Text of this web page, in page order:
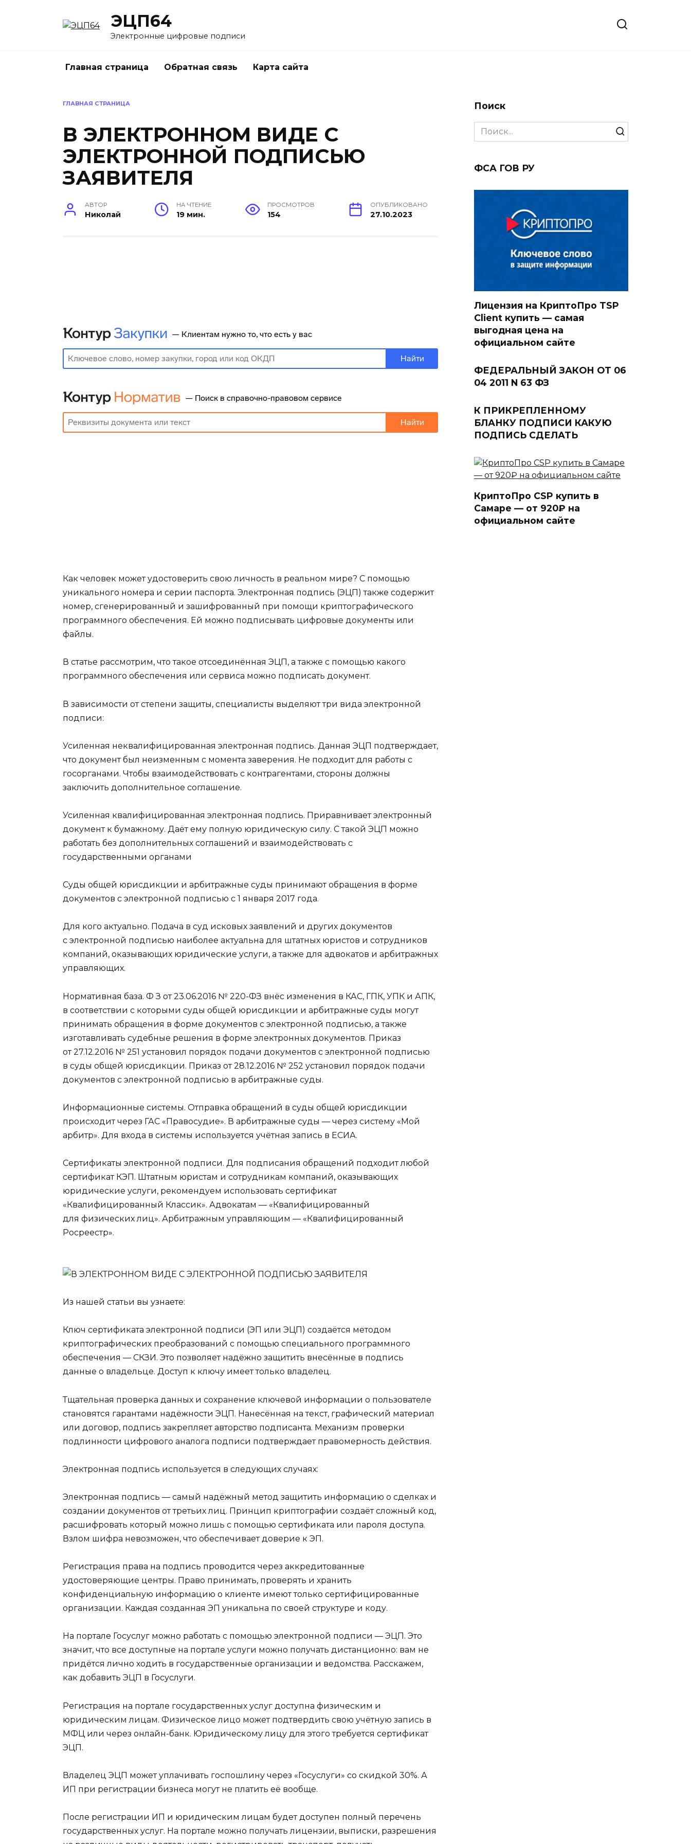
ЭЦП64
Электронные цифровые подписи
Главная страница Обратная связь Карта сайта
ГЛАВНАЯ СТРАНИЦА
В ЭЛЕКТРОННОМ ВИДЕ С
ЭЛЕКТРОННОЙ ПОДПИСЬЮ
ЗАЯВИТЕЛЯ
АВТОР
Николай
НА ЧТЕНИЕ
19 мин.
ПРОСМОТРОВ
154
ОПУБЛИКОВАНО
27.10.2023
Как человек может удостоверить свою личность в реальном мире? С помощью
уникального номера и серии паспорта. Электронная подпись (ЭЦП) также содержит
номер, сгенерированный и зашифрованный при помощи криптографического
программного обеспечения. Ей можно подписывать цифровые документы или
файлы.
В статье рассмотрим, что такое отсоединённая ЭЦП, а также с помощью какого
программного обеспечения или сервиса можно подписать документ.
В зависимости от степени защиты, специалисты выделяют три вида электронной
подписи:
Усиленная неквалифицированная электронная подпись. Данная ЭЦП подтверждает,
что документ был неизменным с момента заверения. Не подходит для работы с
госорганами. Чтобы взаимодействовать с контрагентами, стороны должны
заключить дополнительное соглашение.
Усиленная квалифицированная электронная подпись. Приравнивает электронный
документ к бумажному. Даёт ему полную юридическую силу. С такой ЭЦП можно
работать без дополнительных соглашений и взаимодействовать с
государственными органами
​Суды общей юрисдикции и арбитражные суды принимают обращения в форме
документов с электронной подписью с 1 января 2017 года.
Для кого актуально. Подача в суд исковых заявлений и других документов
с электронной подписью наиболее актуальна для штатных юристов и сотрудников
компаний, оказывающих юридические услуги, а также для адвокатов и арбитражных
управляющих.
Нормативная база. Ф З от 23.06.2016 № 220-ФЗ внёс изменения в КАС, ГПК, УПК и АПК,
в соответствии с которыми суды общей юрисдикции и арбитражные суды могут
принимать обращения в форме документов с электронной подписью, а также
изготавливать судебные решения в форме электронных документов. Приказ
от 27.12.2016 № 251 установил порядок подачи документов с электронной подписью
в суды общей юрисдикции. Приказ от 28.12.2016 № 252 установил порядок подачи
документов с электронной подписью в арбитражные суды.
Информационные системы. Отправка обращений в суды общей юрисдикции
происходит через ГАС «Правосудие». В арбитражные суды — через систему «Мой
арбитр». Для входа в системы используется учётная запись в ЕСИА.
Сертификаты электронной подписи. Для подписания обращений подходит любой
сертификат КЭП. Штатным юристам и сотрудникам компаний, оказывающих
юридические услуги, рекомендуем использовать сертификат
«Квалифицированный Классик». Адвокатам — «Квалифицированный
для физических лиц». Арбитражным управляющим — «Квалифицированный
Росреестр».
Из нашей статьи вы узнаете:
Ключ сертификата электронной подписи (ЭП или ЭЦП) создаётся методом
криптографических преобразований с помощью специального программного
обеспечения — СКЗИ. Это позволяет надёжно защитить внесённые в подпись
данные о владельце. Доступ к ключу имеет только владелец.
Тщательная проверка данных и сохранение ключевой информации о пользователе
становятся гарантами надёжности ЭЦП. Нанесённая на текст, графический материал
или договор, подпись закрепляет авторство подписанта. Механизм проверки
подлинности цифрового аналога подписи подтверждает правомерность действия.
Электронная подпись используется в следующих случаях:
Электронная подпись — самый надёжный метод защитить информацию о сделках и
создании документов от третьих лиц. Принцип криптографии создаёт сложный код,
расшифровать который можно лишь с помощью сертификата или пароля доступа.
Взлом шифра невозможен, что обеспечивает доверие к ЭП.
Регистрация права на подпись проводится через аккредитованные
удостоверяющие центры. Право принимать, проверять и хранить
конфиденциальную информацию о клиенте имеют только сертифицированные
организации. Каждая созданная ЭП уникальна по своей структуре и коду.
На портале Госуслуг можно работать с помощью электронной подписи — ЭЦП. Это
значит, что все доступные на портале услуги можно получать дистанционно: вам не
придётся лично ходить в государственные организации и ведомства. Расскажем,
как добавить ЭЦП в Госуслуги.
Регистрация на портале государственных услуг доступна физическим и
юридическим лицам. Физическое лицо может подтвердить свою учётную запись в
МФЦ или через онлайн-банк. Юридическому лицу для этого требуется сертификат
ЭЦП.
Владелец ЭЦП может уплачивать госпошлину через «Госуслуги» со скидкой 30%. А
ИП при регистрации бизнеса могут не платить её вообще.
После регистрации ИП и юридическим лицам будет доступен полный перечень
государственных услуг. На портале можно получать лицензии, выписки, разрешения
Поиск
Search
for:
ФСА ГОВ РУ
Лицензия на КриптоПро TSP
Client купить — самая
выгодная цена на
официальном сайте
ФЕДЕРАЛЬНЫЙ ЗАКОН ОТ 06
04 2011 N 63 ФЗ
К ПРИКРЕПЛЕННОМУ
БЛАНКУ ПОДПИСИ КАКУЮ
ПОДПИСЬ СДЕЛАТЬ
КриптоПро CSP купить в
Самаре — от 920₽ на
официальном сайте